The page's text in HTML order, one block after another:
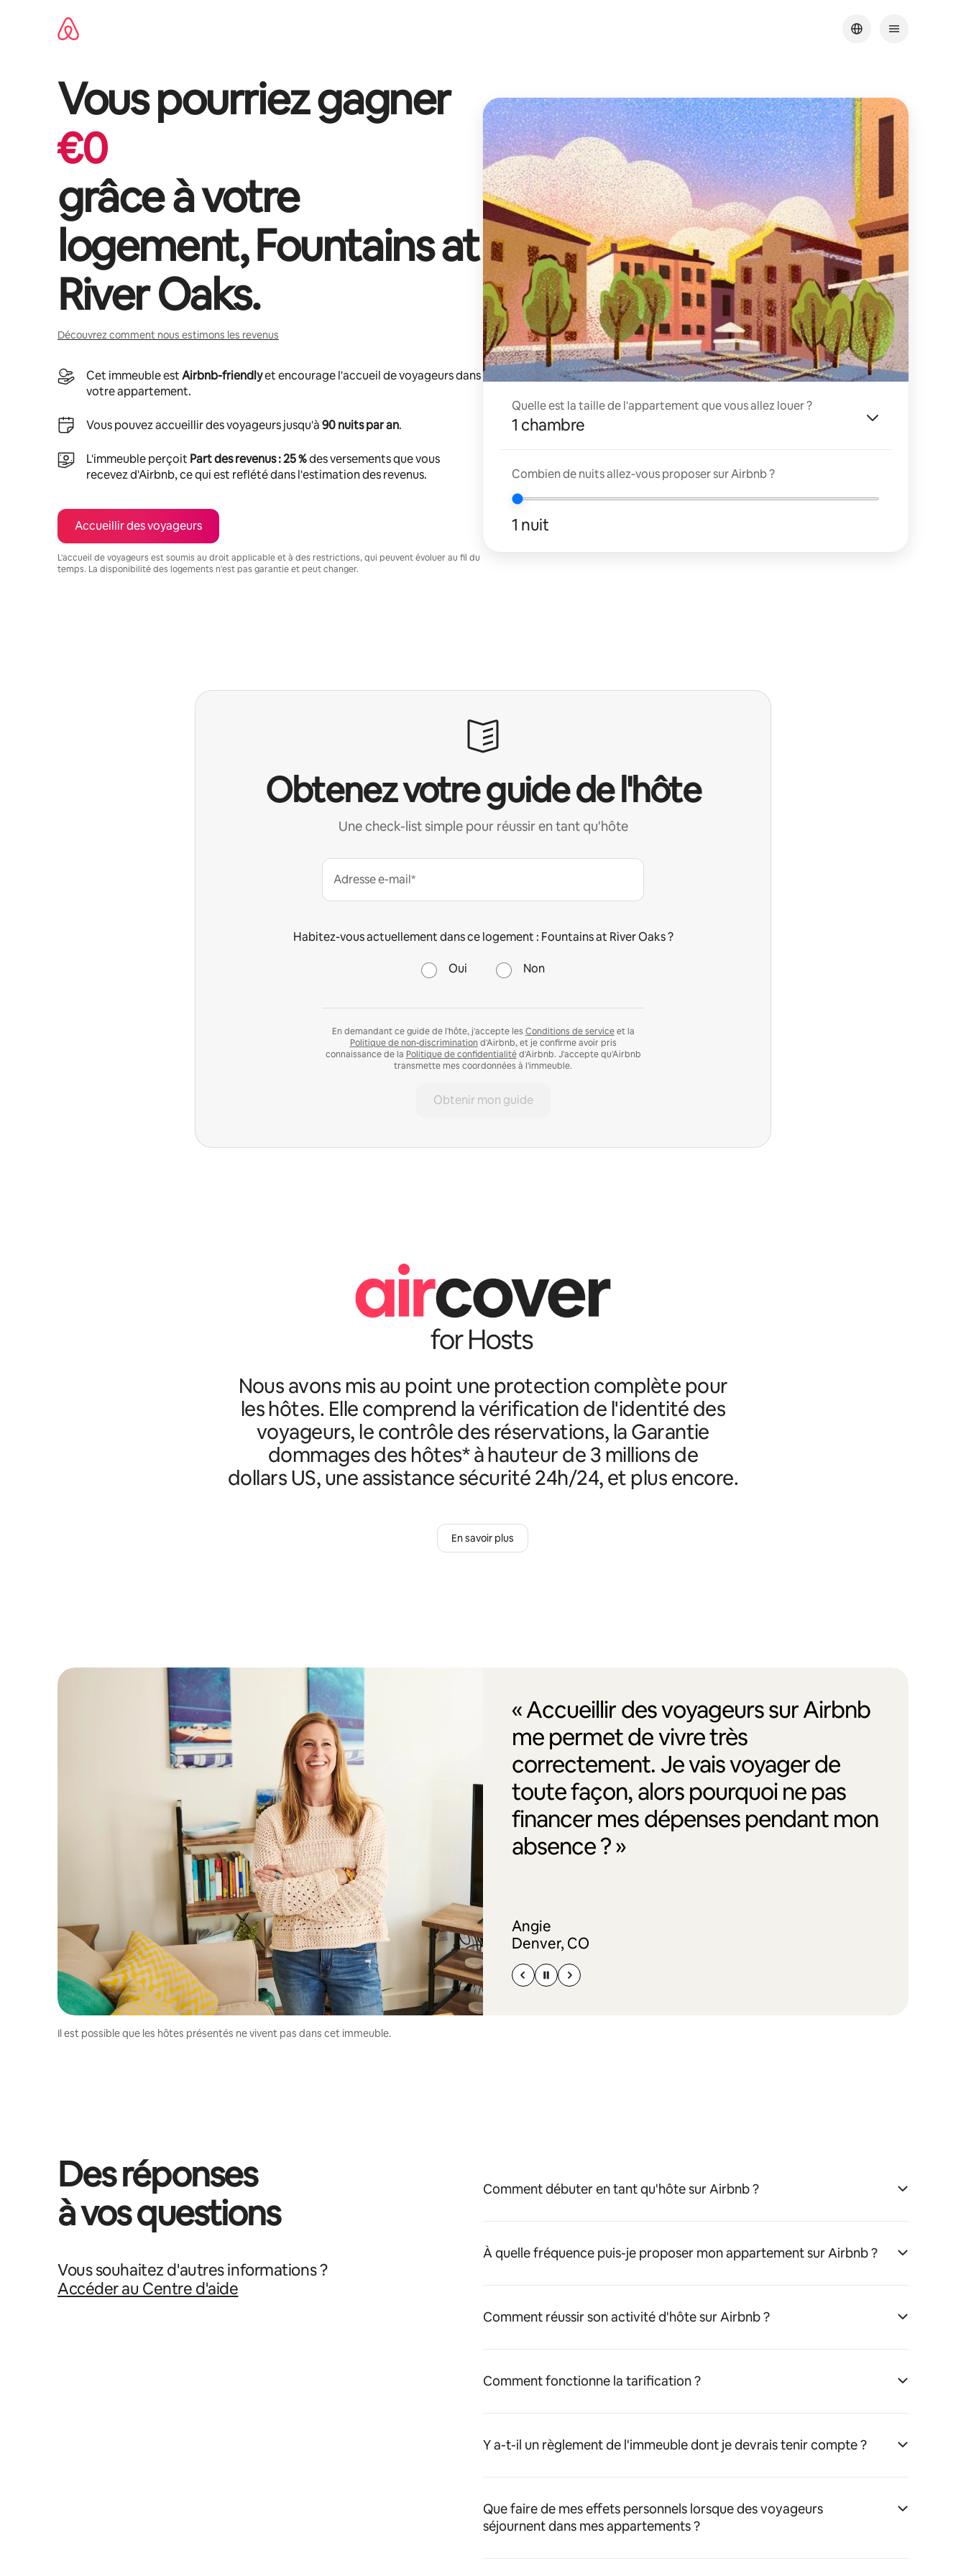
Vous pourriez gagner
€0
grâce à votre
logement,Fountains at
River Oaks.
Découvrez comment nous estimons les revenus
Cet immeuble estAirbnb-friendlyet encourage l'accueil de voyageurs dans
votre appartement.
Vous pouvez accueillir des voyageurs jusqu'à90 nuits par an.
L'immeuble perçoit Part des revenus : 25 %des versements que vous
recevez d'Airbnb, ce qui est reflété dans l'estimation des revenus.
Accueillir des voyageurs
L'accueil de voyageurs est soumis au droit applicable et à des restrictions, qui peuvent évoluer au fil du
temps. La disponibilité des logements n'est pas garantie et peut changer.
Quelle est la taille de l'appartement que vous allez louer ?
1 chambre
Combien de nuits allez-vous proposer sur Airbnb ?
1 nuit
Obtenez votre guide de l'hôte
Une check-list simple pour réussir en tant qu'hôte
Adresse e-mail*
Habitez-vous actuellement dans ce logement : Fountains at River Oaks ?
Oui Non
En demandant ce guide de l'hôte, j'accepte les Conditions de serviceet la
Politique de non-discrimination d'Airbnb, et je confirme avoir pris
connaissance de la Politique de confidentialitéd'Airbnb. J'accepte qu'Airbnb
transmette mes coordonnées à l'immeuble.
Obtenir mon guide
Nous avons mis au point une protection complète pour
les hôtes. Elle comprend la vérification de l'identité des
voyageurs, le contrôle des réservations, la Garantie
dommages des hôtes* à hauteur de 3 millions de
dollars US, une assistance sécurité 24h/24, et plus encore.
En savoir plus
« Accueillir des voyageurs sur Airbnb
me permet de vivre très
correctement. Je vais voyager de
toute façon, alors pourquoi ne pas
financer mes dépenses pendant mon
absence ? »
Angie
Denver, CO
Il est possible que les hôtes présentés ne vivent pas dans cet immeuble.
Des réponses
à vos questions
Vous souhaitez d'autres informations ?
Accéder au Centre d'aide
Comment débuter en tant qu'hôte sur Airbnb ?
À quelle fréquence puis-je proposer mon appartement sur Airbnb ?
Comment réussir son activité d'hôte sur Airbnb ?
Comment fonctionne la tarification ?
Y a-t-il un règlement de l'immeuble dont je devrais tenir compte ?
Que faire de mes effets personnels lorsque des voyageurs
séjournent dans mes appartements ?